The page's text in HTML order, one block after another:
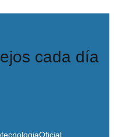
cada día